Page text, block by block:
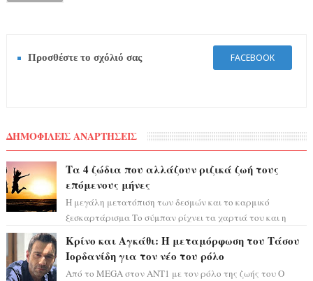
Προσθέστε το σχόλιό σας FACEBOOK
ΔΗΜΟΦΙΛΕΙΣ ΑΝΑΡΤΗΣΕΙΣ
Τα 4 ζώδια που αλλάζουν ριζικά ζωή τους
επόμενους μήνες
Η μεγάλη μετατόπιση των δεσμών και το καρμικό
ξεσκαρτάρισμα Το σύμπαν ρίχνει τα χαρτιά του και η
Κρίνο και Αγκάθι: Η μεταμόρφωση του Τάσου
Ιορδανίδη για τον νέο του ρόλο
Από το MEGA στον ΑΝΤ1 με τον ρόλο της ζωής του Ο